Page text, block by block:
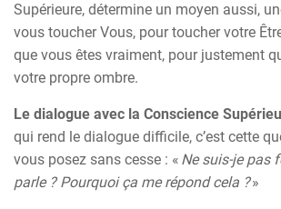
Supérieure, détermine un moyen aussi,
vous toucher Vous, pour toucher votre
que vous êtes vraiment, pour justement
votre propre ombre.
Le dialogue avec la Conscience
qui rend le dialogue difficile, c’est cette
vous posez sans cesse : « Ne suis-je pas
parle ? Pourquoi ça me répond cela ?»